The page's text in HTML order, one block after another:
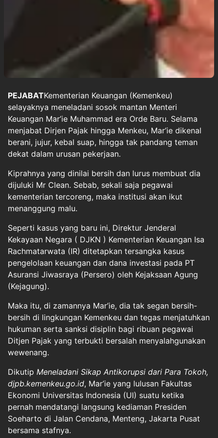
PEJABATKementerian Keuangan (Kemenkeu)
selayaknya meneladani sosok mantan Menteri
Keuangan Mar’ie Muhammad era Orde Baru. Selama
menjabat Dirjen Pajak hingga Menkeu, Mar’ie dikenal
berani, jujur, kebal suap, hingga tak pandang teman
dekat dalam urusan pekerjaan.
Kiprahnya yang dinilai bersih dan lurus membuat dia
dijuluki Mr Clean. Sebab, sekali saja pegawai
kementerian tercoreng, maka institusi akan ikut
menanggung malu.
Seperti kasus yang baru ini, Direktur Jenderal
Kekayaan Negara ( DJKN ) Kementerian Keuangan Isa
Rachmatarwata (IR) ditetapkan tersangka kasus
pengelolaan keuangan dan dana investasi pada PT
Asuransi Jiwasraya (Persero) oleh Kejaksaan Agung
(Kejagung).
Maka itu, di zamannya Mar’ie, dia tak segan bersih-
bersih di lingkungan Kemenkeu dan tegas menjatuhkan
hukuman serta sanksi disiplin bagi ribuan pegawai
Ditjen Pajak yang terbukti bersalah menyalahgunakan
wewenang.
Dikutip Meneladani Sikap Antikorupsi dari Para Tokoh,
djpb.kemenkeu.go.id, Mar’ie yang lulusan Fakultas
Ekonomi Universitas Indonesia (UI) suatu ketika
pernah mendatangi langsung kediaman Presiden
Soeharto di Jalan Cendana, Menteng, Jakarta Pusat
bersama stafnya.